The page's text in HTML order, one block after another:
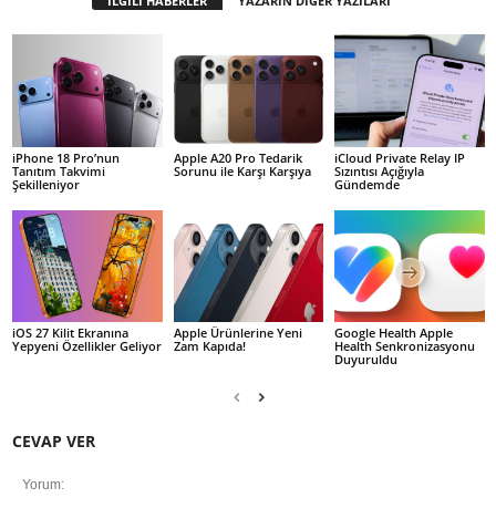
iPhone 18 Pro’nun
Tanıtım Takvimi
Şekilleniyor
Apple A20 Pro Tedarik
Sorunu ile Karşı Karşıya
iCloud Private Relay IP
Sızıntısı Açığıyla
Gündemde
iOS 27 Kilit Ekranına
Yepyeni Özellikler Geliyor
Apple Ürünlerine Yeni
Zam Kapıda!
Google Health Apple
Health Senkronizasyonu
Duyuruldu
CEVAP VER